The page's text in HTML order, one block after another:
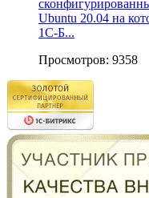
Ubuntu 20.04 на
1С-Б...
Просмотров: 9358